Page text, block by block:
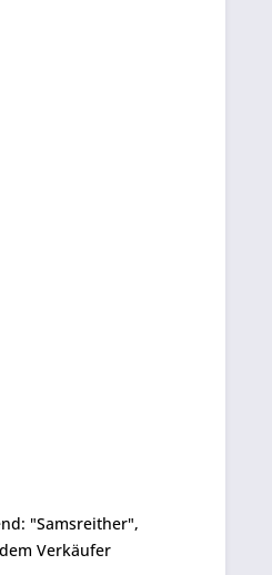
"Samsreither",
Verkäufer